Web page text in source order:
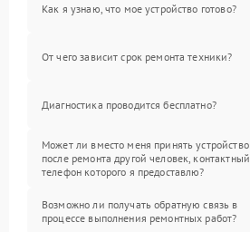
Как я узнаю, что мое устройство готово?
От чего зависит срок ремонта техники?
Диагностика проводится бесплатно?
Может ли вместо меня принять устройство
после ремонта другой человек, контактный
телефон которого я предоставлю?
Возможно ли получать обратную связь в
процессе выполнения ремонтных работ?